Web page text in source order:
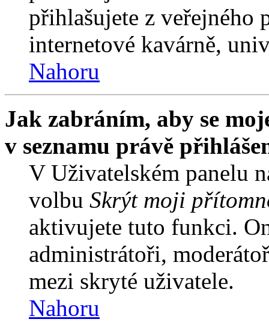
přihlašujete z veřejného
internetové kavárně,
Nahoru
Jak zabráním, aby se
v seznamu právě
V Uživatelském panelu
volbu Skrýt moji
aktivujete tuto funkci.
administrátoři,
mezi skryté uživatele.
Nahoru